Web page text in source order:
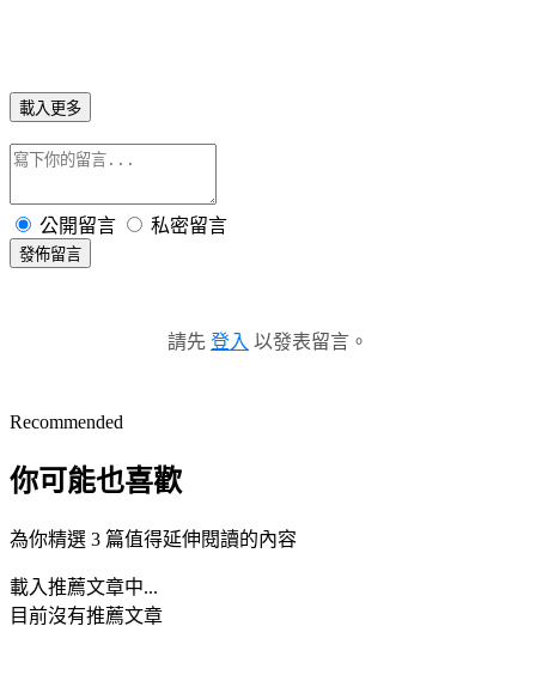
載入更多
公開留言 私密留言
發佈留言
請先 登入 以發表留言。
Recommended
你可能也喜歡
為你精選 3 篇值得延伸閱讀的內容
載入推薦文章中...
目前沒有推薦文章